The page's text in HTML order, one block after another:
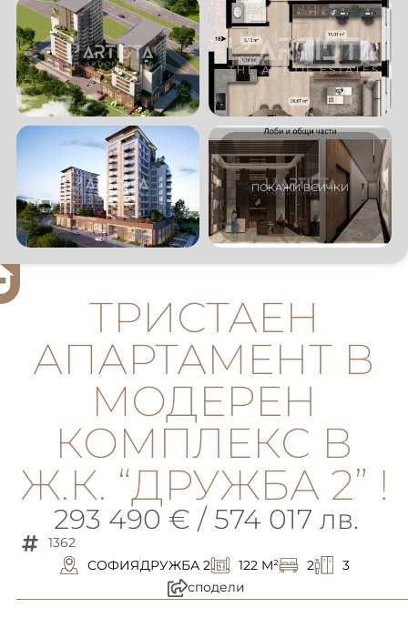
ТРИСТАЕН
АПАРТАМЕНТ В
МОДЕРЕН
КОМПЛЕКС В
Ж.К. “ДРУЖБА 2” !
293 490 € / 574 017 лв.
1362
СОФИЯДРУЖБА 2 122 M² 2
3
сподели